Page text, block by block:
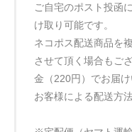
ご自宅のポスト投函
け取り可能です。
ネコポス配送商品を
させて頂く場合もご
金（220円）でお届け
お客様による配送方